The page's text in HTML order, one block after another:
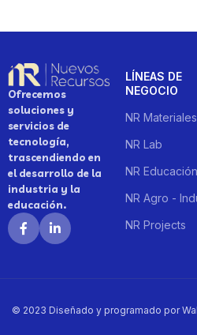
Ofrecemos
soluciones y
servicios de
tecnología,
trascendiendo en
el desarrollo de la
industria y la
educación.
LÍNEAS DE
NEGOCIO
NR Materiales
NR Lab
NR Educación
NR Agro -
NR Projects
© 2023 Diseñado y programado por